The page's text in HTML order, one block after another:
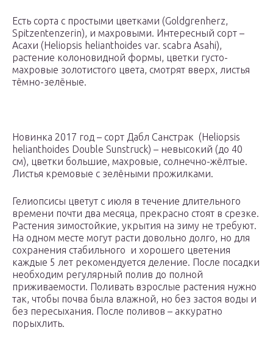
Есть сорта с простыми цветками (Goldgrеnherz,
Spitzеntenzerin), и махровыми. Интересный сорт –
Асахи (Heliopsis hеlianthoidеs var. scabra Asahi),
растение колоновидной формы, цветки густо-
махровые золотистого цвета, смотрят вверх, листья
тёмно-зелёные.
Новинка 2017 год – сорт Дабл Санcтрак (Heliopsis
hеlianthoidеs Double Sunstruck) – невысокий (до 40
см), цветки большие, махровые, солнечно-жёлтые.
Листья кремовые с зелёными прожилками.
Гелиопсисы цветут с июля в течение длительного
времени почти два месяца, прекрасно стоят в срезке.
Растения зимостойкие, укрытия на зиму не требуют.
На одном месте могут расти довольно долго, но для
сохранения стабильного и хорошего цветения
каждые 5 лет рекомендуется деление. После посадки
необходим регулярный полив до полной
приживаемости. Поливать взрослые растения нужно
так, чтобы почва была влажной, но без застоя воды и
без пересыхания. После поливов – аккуратно
порыхлить.